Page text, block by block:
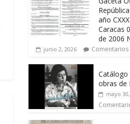
año
Caracas
de 2006
junio 2, 2026
obras de
mayo